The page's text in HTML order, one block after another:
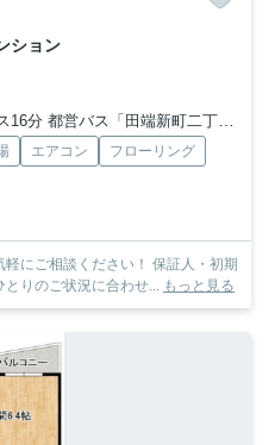
ション
営バス「田端新町二丁目」 停歩7分
エアコン
フローリング
ください！ 保証人・初期
りのご状況に合わせ... もっと見る